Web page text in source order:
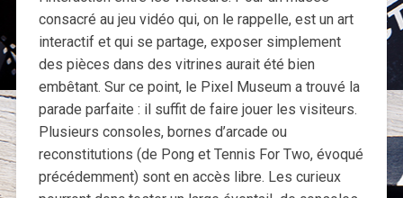
consacré au jeu vidéo qui, on le rappelle, est un art
interactif et qui se partage, exposer simplement
des pièces dans des vitrines aurait été bien
embêtant. Sur ce point, le Pixel Museum a trouvé la
parade parfaite : il suffit de faire jouer les visiteurs.
Plusieurs consoles, bornes d’arcade ou
reconstitutions (de Pong et Tennis For Two, évoqué
précédemment) sont en accès libre. Les curieux